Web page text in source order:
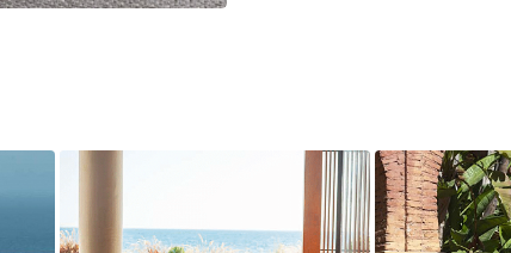
Двери и перегородки